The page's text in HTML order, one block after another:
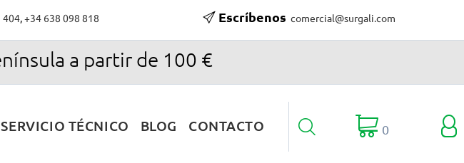
404,+34 638 098 818 Escríbenos comercial@surgali.com
a partir de 100 €
SERVICIO TÉCNICO BLOG CONTACTO   0